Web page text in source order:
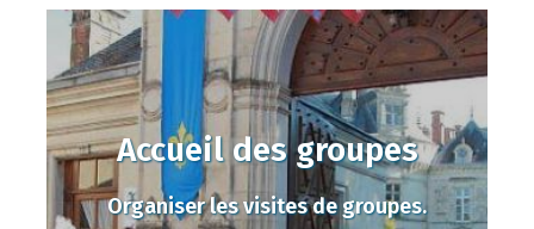
Accueil des groupes
Organiser les visites de groupes.